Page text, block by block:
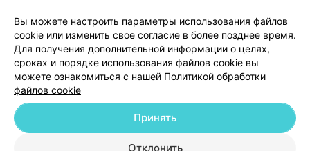
Обработка персональных данных
© 2026 ООО «Артокс Лаб», УНП 191700409
| 220012, Республика Беларусь,
Вы можете настроить параметры использования файлов
cookie или изменить свое согласие в более позднее время.
Для получения дополнительной информации о целях,
сроках и порядке использования файлов cookie вы
можете ознакомиться с нашей Политикой обработки
файлов cookie
Отклонить
Принять